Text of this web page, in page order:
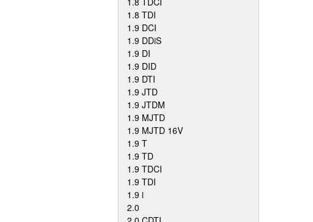
1.8 TDI
1.9 DCI
1.9 DDiS
1.9 DI
1.9 DID
1.9 DTI
1.9 JTD
1.9 JTDM
1.9 MJTD
1.9 MJTD 16V
1.9 T
1.9 TD
1.9 TDCI
1.9 TDI
1.9 i
2.0